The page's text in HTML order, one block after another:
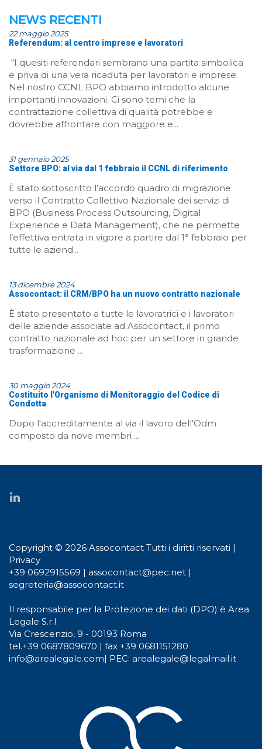
NEWS RECENTI
22 maggio 2025
Referendum: al centro imprese e lavoratori
“I quesiti referendari sembrano una partita simbolica
e priva di una vera ricaduta per lavoratori e imprese.
Nel nostro CCNL BPO abbiamo introdotto alcune
importanti innovazioni. Ci sono temi che la
contrattazione collettiva di qualità potrebbe e
dovrebbe affrontare con maggiore e...
31 gennaio 2025
Settore BPO: al via dal 1 febbraio il CCNL di riferimento
È stato sottoscritto l’accordo quadro di migrazione
verso il Contratto Collettivo Nazionale dei servizi di
BPO (Business Process Outsourcing, Digital
Experience e Data Management), che ne permette
l’effettiva entrata in vigore a partire dal 1° febbraio per
tutte le aziend...
13 dicembre 2024
Assocontact: il CRM/BPO ha un nuovo contratto nazionale
È stato presentato a tutte le lavoratrici e i lavoratori
delle aziende associate ad Assocontact, il primo
contratto nazionale ad hoc per un settore in grande
trasformazione ...
30 maggio 2024
Costituito l'Organismo di Monitoraggio del Codice di
Condotta
Dopo l'accreditamente al via il lavoro dell'Odm
composto da nove membri ...
Copyright © 2026 Assocontact Tutti i diritti riservati |
Privacy
+39 0692915569 | assocontact@pec.net |
segreteria@assocontact.it
Il responsabile per la Protezione dei dati (DPO) è Area
Legale S.r.l.
Via Crescenzio, 9 - 00193 Roma
tel.+39 0687809670 | fax +39 0681151280
info@arealegale.com| PEC: arealegale@legalmail.it